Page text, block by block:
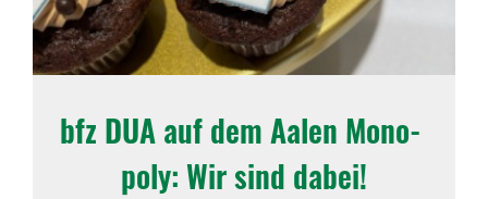
bfz DUA auf dem Aalen Mono­
poly: Wir sind dabei!